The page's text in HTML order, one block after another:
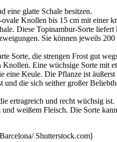
eine glatte Schale besitzen.
Knollen bis 15 cm mit einer
Diese Topinambur-Sorte
Sie können jeweils
Sorte, die strengen Frost gut
Eine wüchsige Sorte mit
Keule. Die Pflanze ist äußerst
und die sich seither großer
ertragreich und recht wüchsig
weißem Fleisch. Die Sorte
Shutterstock.com]